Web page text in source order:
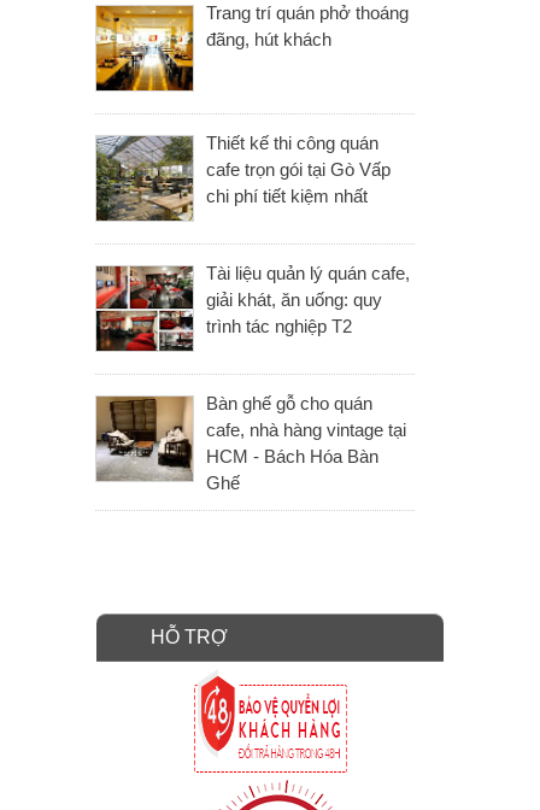
Trang trí quán phở thoáng
đãng, hút khách
Thiết kế thi công quán
cafe trọn gói tại Gò Vấp
chi phí tiết kiệm nhất
Tài liệu quản lý quán cafe,
giải khát, ăn uống: quy
trình tác nghiệp T2
Bàn ghế gỗ cho quán
cafe, nhà hàng vintage tại
HCM - Bách Hóa Bàn
Ghế
HỖ TRỢ